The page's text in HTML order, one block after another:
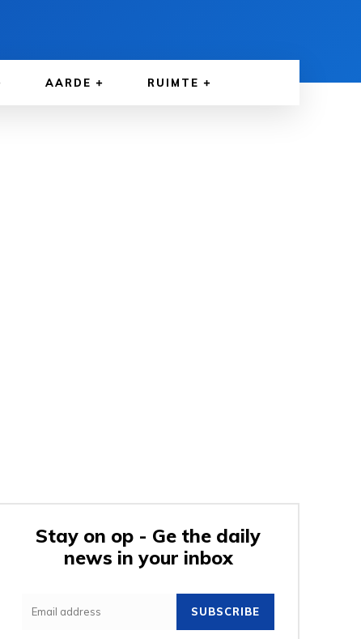
AARDE RUIMTE
Stay on op - Ge the daily
news in your inbox
SUBSCRIBE